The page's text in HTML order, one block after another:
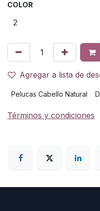
COLOR
Agregar a lista de
Pelucas Cabello Natural
Términos y condiciones